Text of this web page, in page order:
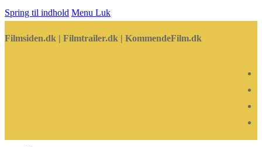
Spring til indhold Menu Luk
Filmsiden.dk | Filmtrailer.dk | KommendeFilm.dk